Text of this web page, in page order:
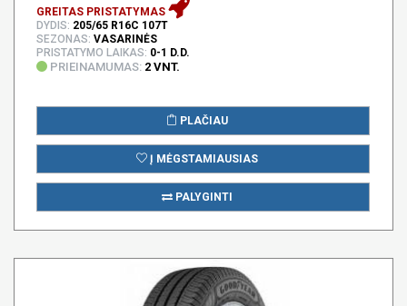
GREITAS PRISTATYMAS
DYDIS: 205/65 R16C 107T
SEZONAS: VASARINĖS
PRISTATYMO LAIKAS: 0-1 D.D.
PRIEINAMUMAS: 2 VNT.
PLAČIAU
Į MĖGSTAMIAUSIAS
PALYGINTI